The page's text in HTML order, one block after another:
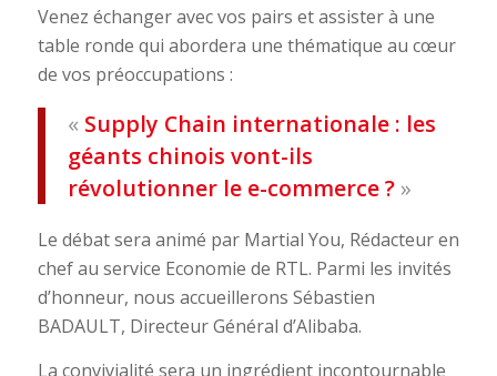
Venez échanger avec vos pairs et assister à une
table ronde qui abordera une thématique au cœur
de vos préoccupations :
« Supply Chain internationale : les
géants chinois vont-ils
révolutionner le e-commerce ?»
Le débat sera animé par Martial You, Rédacteur en
chef au service Economie de RTL. Parmi les invités
d’honneur, nous accueillerons Sébastien
BADAULT, Directeur Général d’Alibaba.
La convivialité sera un ingrédient incontournable